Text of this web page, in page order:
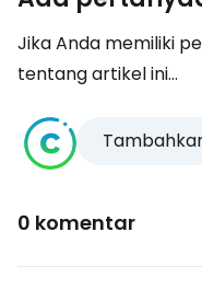
Jika Anda memiliki
tentang artikel ini...
0 komentar